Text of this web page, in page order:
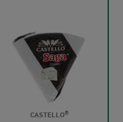
CASTELLO®